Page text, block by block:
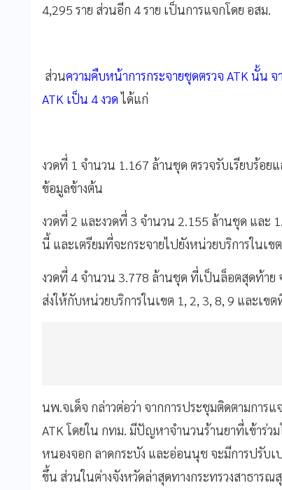
4,295 ราย ส่วนอีก 4 ราย เป็นการแจกโดย อสม.
ส่วนความคืบหน้าการกระจายชุดตรวจ ATK นั้น
ATK เป็น 4 งวดได้แก่
งวดที่ 1 จำนวน 1.167 ล้านชุด ตรวจรับเรียบร้อ
ข้อมูลข้างต้น
งวดที่ 2 และงวดที่ 3 จำนวน 2.155 ล้านชุด และ
นี้ และเตรียมที่จะกระจายไปยังหน่วยบริการในเ
งวดที่ 4 จำนวน 3.778 ล้านชุด ที่เป็นล็อตสุดท้าย
ส่งให้กับหน่วยบริการในเขต 1, 2, 3, 8, 9 และเข
นพ.จเด็จ กล่าวต่อว่า จากการประชุมติดตามการ
ATK โดยใน กทม. มีปัญหาจำนวนร้านยาที่เข้าร่ว
หนองจอก ลาดกระบัง และอ่อนนุช จะมีการปรั
ขึ้น ส่วนในต่างจังหวัดล่าสุดทางกระทรวงสาธาร